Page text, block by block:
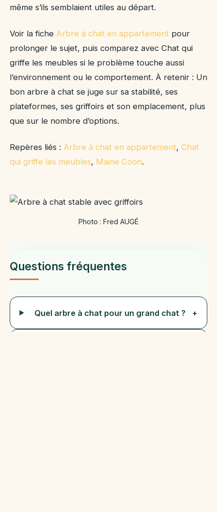
même s’ils semblaient utiles au départ.
Voir la fiche Arbre à chat en appartement pour
prolonger le sujet, puis comparez avec Chat qui
griffe les meubles si le problème touche aussi
l’environnement ou le comportement. À retenir : Un
bon arbre à chat se juge sur sa stabilité, ses
plateformes, ses griffoirs et son emplacement, plus
que sur le nombre d’options.
Repères liés : Arbre à chat en appartement, Chat
qui griffe les meubles, Maine Coon.
Photo : Fred AUGÉ
Questions fréquentes
Quel arbre à chat pour un grand chat ? +